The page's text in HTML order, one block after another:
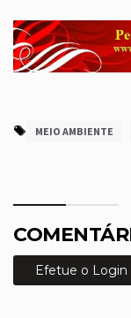
MEIO AMBIENTE
Efetue o Login